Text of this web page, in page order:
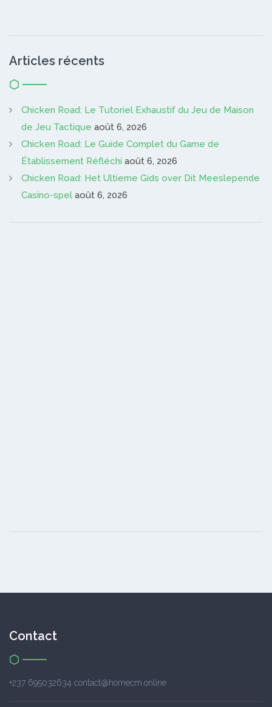
Articles récents
Chicken Road: Le Tutoriel Exhaustif du Jeu de Maison
de Jeu Tactique août 6, 2026
Chicken Road: Le Guide Complet du Game de
Établissement Réfléchi août 6, 2026
Chicken Road: Het Ultieme Gids over Dit Meeslepende
Casino-spel août 6, 2026
Contact
+237 695032634 contact@homecm.online